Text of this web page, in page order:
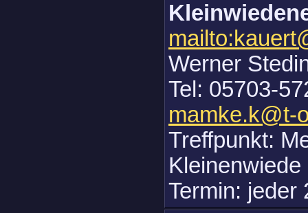
Werner
Tel: 05703-
mamke.k@t-
Treffpunkt:
Kleinenwiede
Termin: jeder